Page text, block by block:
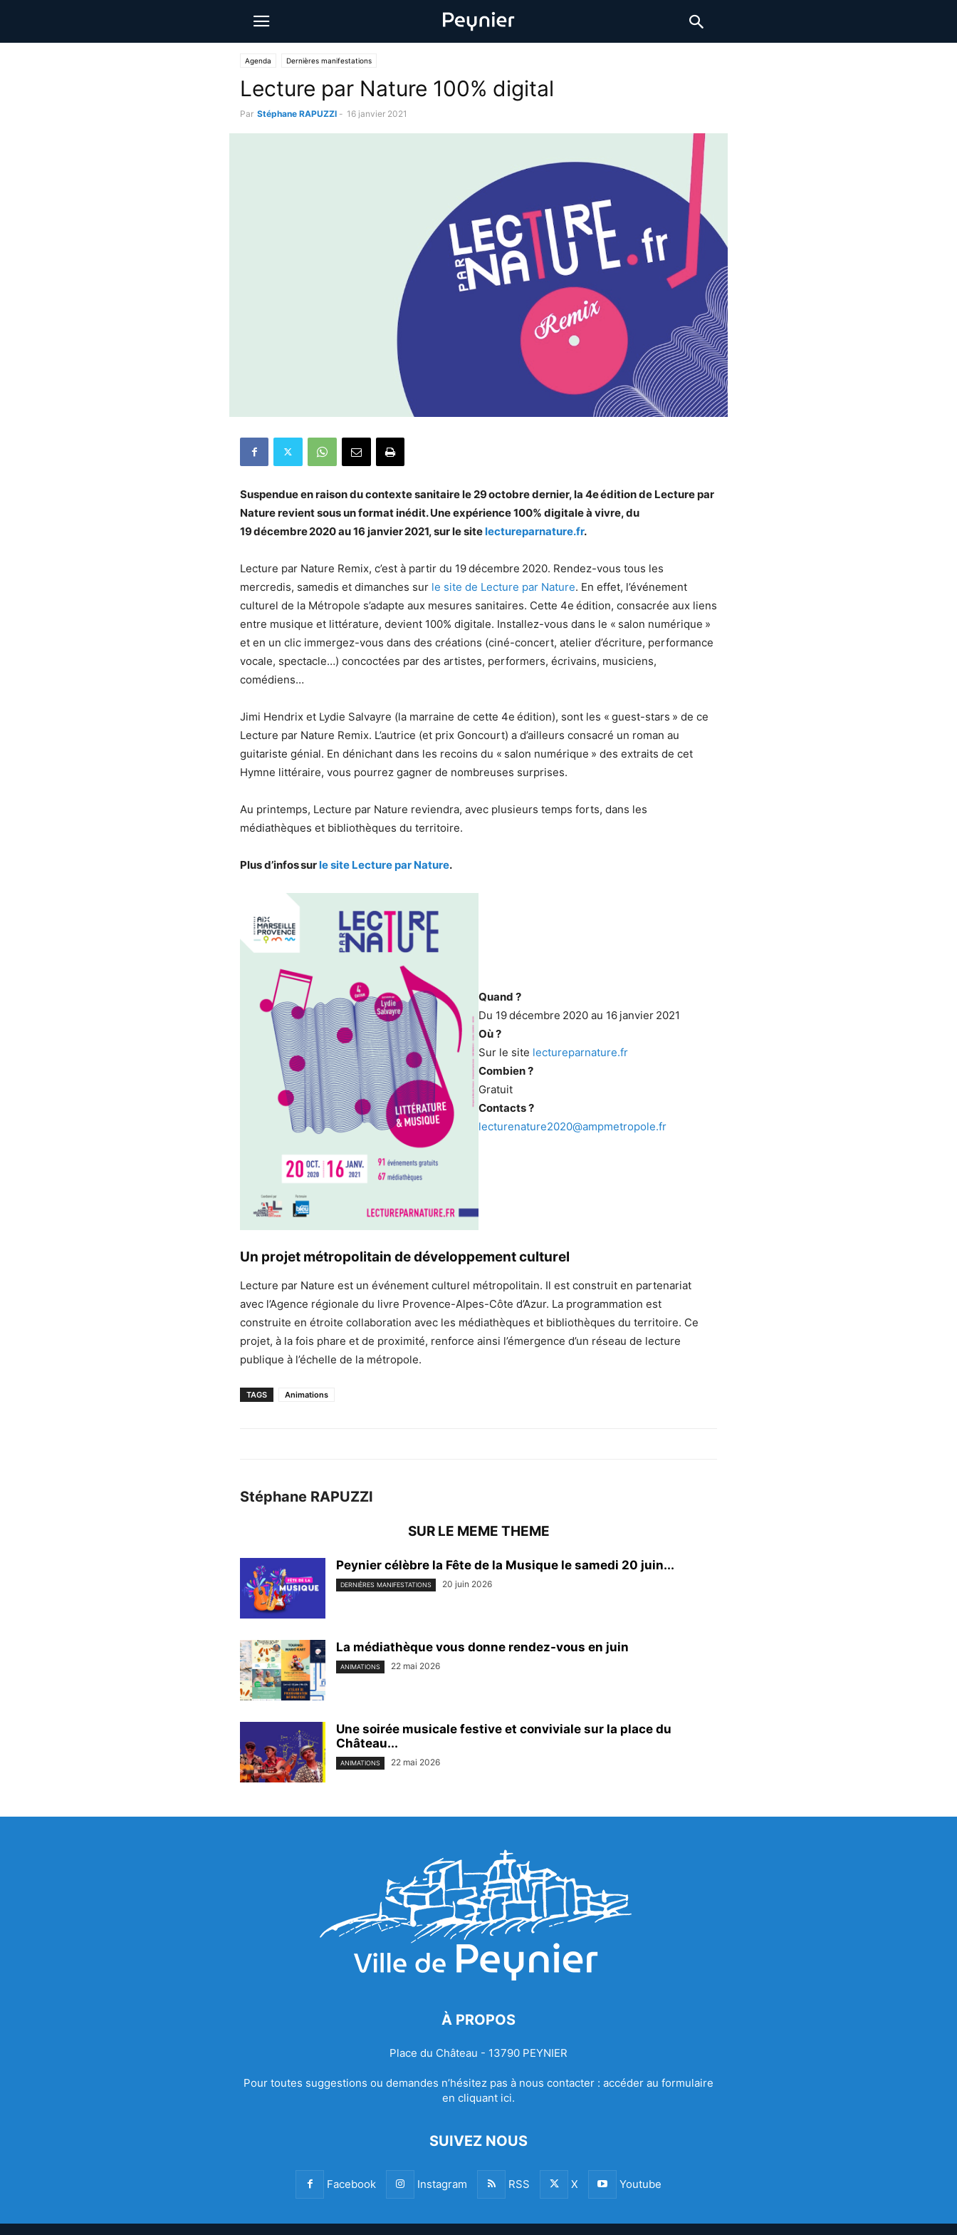
Agenda Dernières manifestations
Lecture par Nature 100% digital
Par Stéphane RAPUZZI - 16 janvier 2021
Suspendue en raison du contexte sanitaire le 29 octobre dernier, la 4e édition de Lecture par
Nature revient sous un format inédit. Une expérience 100% digitale à vivre, du
19 décembre 2020 au 16 janvier 2021, sur le sitelectureparnature.fr.
Lecture par Nature Remix, c’est à partir du 19 décembre 2020. Rendez-vous tous les
mercredis, samedis et dimanches sur le site de Lecture par Nature. En effet, l’événement
culturel de la Métropole s’adapte aux mesures sanitaires. Cette 4e édition, consacrée aux liens
entre musique et littérature, devient 100% digitale. Installez-vous dans le « salon numérique »
et en un clic immergez-vous dans des créations (ciné-concert, atelier d’écriture, performance
vocale, spectacle…) concoctées par des artistes, performers, écrivains, musiciens,
comédiens…
Jimi Hendrix et Lydie Salvayre (la marraine de cette 4e édition), sont les « guest-stars » de ce
Lecture par Nature Remix. L’autrice (et prix Goncourt) a d’ailleurs consacré un roman au
guitariste génial. En dénichant dans les recoins du « salon numérique » des extraits de cet
Hymne littéraire, vous pourrez gagner de nombreuses surprises.
Au printemps, Lecture par Nature reviendra, avec plusieurs temps forts, dans les
médiathèques et bibliothèques du territoire.
Plus d’infos surle site Lecture par Nature.
Quand ?
Du 19 décembre 2020 au 16 janvier 2021
Où ?
Sur le site lectureparnature.fr
Combien ?
Gratuit
Contacts ?
lecturenature2020@ampmetropole.fr
Un projet métropolitain de développement culturel
Lecture par Nature est un événement culturel métropolitain. Il est construit en partenariat
avec l’Agence régionale du livre Provence-Alpes-Côte d’Azur. La programmation est
construite en étroite collaboration avec les médiathèques et bibliothèques du territoire. Ce
projet, à la fois phare et de proximité, renforce ainsi l’émergence d’un réseau de lecture
publique à l’échelle de la métropole.
TAGS Animations
Stéphane RAPUZZI
SUR LE MEME THEME
Peynier célèbre la Fête de la Musique le samedi 20 juin...
DERNIÈRES MANIFESTATIONS 20 juin 2026
La médiathèque vous donne rendez-vous en juin
ANIMATIONS 22 mai 2026
Une soirée musicale festive et conviviale sur la place du
Château...
ANIMATIONS 22 mai 2026
À PROPOS
Place du Château - 13790 PEYNIER
Pour toutes suggestions ou demandes n’hésitez pas à nous contacter : accéder au formulaire
en cliquant ici.
SUIVEZ NOUS
Facebook Instagram RSS X Youtube